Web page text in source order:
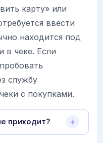
карту» или
ввести
находится под
в чеке. Если
службу
с покупками.
приходит?